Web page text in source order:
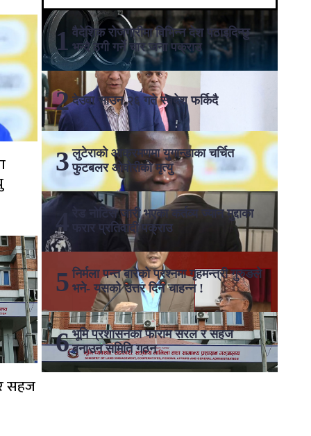
सहज
वैदेशिक रोजगारीमा विभिन्न देश पठाइदिन्छु
भन्दै ठगी गर्ने चार जना पक्राउ
देउवा साउन २६ गते स्वदेश फर्किदै
लुटेराको आक्रमणमा युगान्डाका चर्चित
फुटबलर ओवोरीको मृत्यु
रेड नोटिस जारी भएका कर्तव्य ज्यान मुद्दाका
फरार प्रतिवादी पक्राउ
निर्मला पन्त बारेको प्रश्नमा गृहमन्त्री गुरुङले
भने- यसको उत्तर दिन चाहन्न !
भूमि प्रशासनका फाराम सरल र सहज
बनाउन समिति गठन